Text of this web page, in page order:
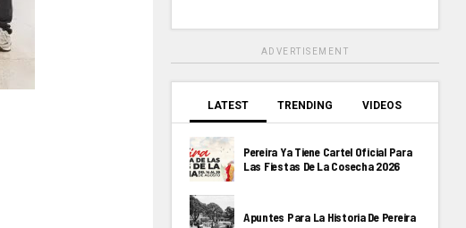
ADVERTISEMENT
LATEST TRENDING VIDEOS
Pereira Ya Tiene Cartel Oficial Para
Las Fiestas De La Cosecha 2026
Apuntes Para La Historia De Pereira